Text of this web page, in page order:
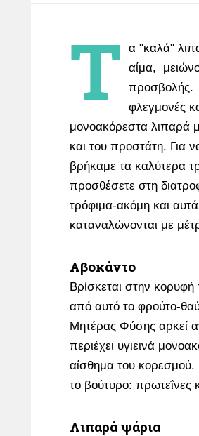
Τ
α "καλά"
αίμα,
προσβολής.
φλεγμονές
μονοακόρεστα λιπαρά
και του προστάτη. Για
βρήκαμε τα καλύτερα
προσθέσετε στη
τρόφιμα-ακόμη και
καταναλώνονται με
Αβοκάντο
Βρίσκεται στην
από αυτό το φρούτο-
Μητέρας Φύσης αρκεί
περιέχει υγιεινά
αίσθημα του κορεσμού.
το βούτυρο: πρωτεΐνες
Λιπαρά ψάρια